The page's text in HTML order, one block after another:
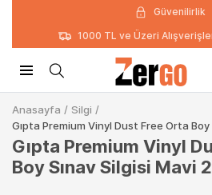
Güvenilirlik
1000 TL ve Üzeri
Anasayfa / Silgi /
Gıpta Premium Vinyl Dust Free Orta
Gıpta Premium Vinyl
Boy Sınav Silgisi Mavi